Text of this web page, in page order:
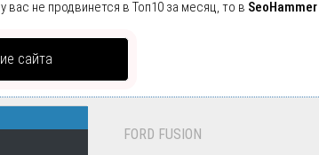
вас не продвинется в Топ10 за месяц, то в SeoHammer
сайта
FORD FUSION